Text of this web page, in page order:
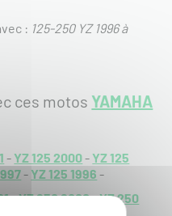
: 125-250 YZ 1996 à
ces motos YAMAHA
-YZ 125 2000-YZ 125
-YZ 125 1996 -
-YZ 250 2000-YZ 250